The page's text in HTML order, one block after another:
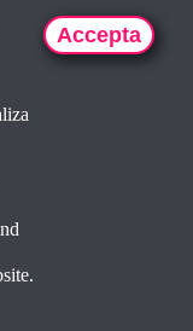
tău, însă poți
ai mai multă
emoțional
fi mai ușor să
calm(ă) și
soluții, în
accesând
în care
Body
Accepta